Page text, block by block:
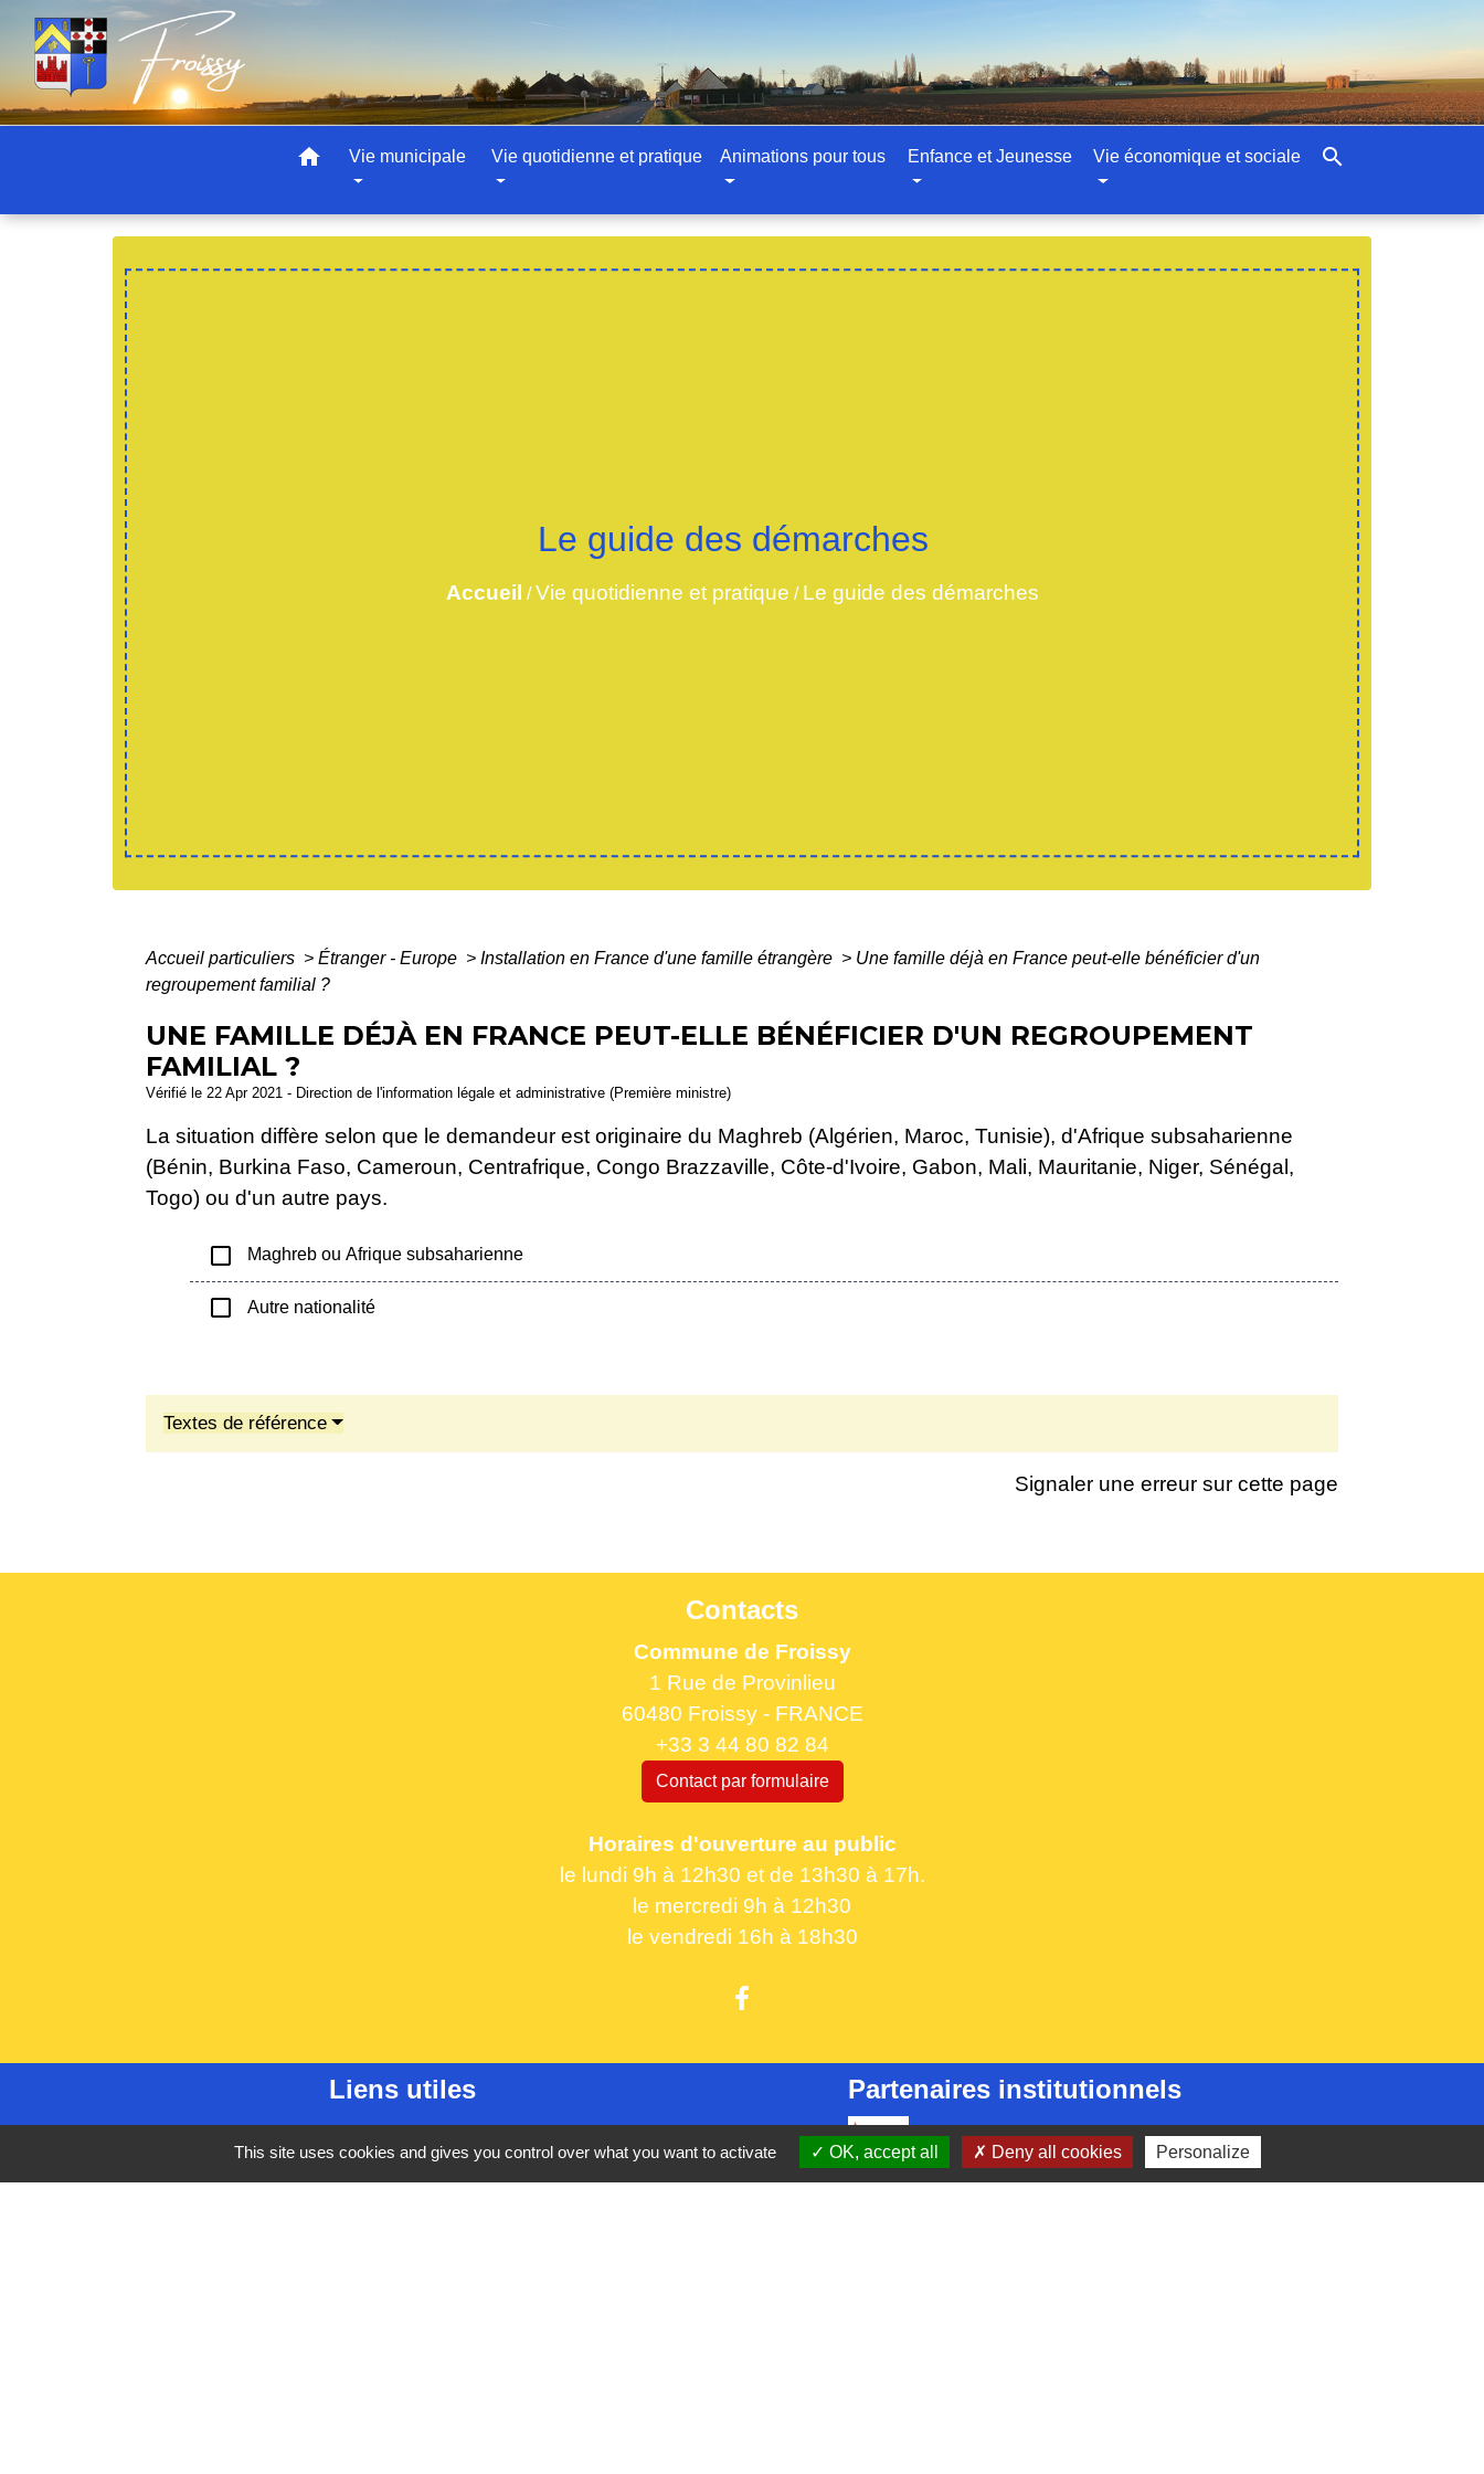
home Vie municipale Vie quotidienne et pratique Animations pour tous Enfance et Jeunesse Vie économique et sociale search
Le guide des démarches
Accueil /Vie quotidienne et pratique / Le guide des démarches
Accueil particuliers > Étranger - Europe > Installation en France d'une famille étrangère > Une famille déjà en France peut-elle bénéficier d'un
regroupement familial ?
UNE FAMILLE DÉJÀ EN FRANCE PEUT-ELLE BÉNÉFICIER D'UN REGROUPEMENT
FAMILIAL ?
Vérifié le 22 Apr 2021 - Direction de l'information légale et administrative (Première ministre)
La situation diffère selon que le demandeur est originaire du Maghreb (Algérien, Maroc, Tunisie), d'Afrique subsaharienne
(Bénin, Burkina Faso, Cameroun, Centrafrique, Congo Brazzaville, Côte-d'Ivoire, Gabon, Mali, Mauritanie, Niger, Sénégal,
Togo) ou d'un autre pays.
check_box_outline_blank Maghreb ou Afrique subsaharienne
check_box_outline_blank Autre nationalité
Textes de référence
Signaler une erreur sur cette page
Contacts
Commune de Froissy
1 Rue de Provinlieu
60480 Froissy - FRANCE
+33 3 44 80 82 84
Contact par formulaire
Horaires d'ouverture au public
le lundi 9h à 12h30 et de 13h30 à 17h.
le mercredi 9h à 12h30
le vendredi 16h à 18h30
Liens utiles
France Titres - ANTS
Partenaires institutionnels
CC Oise Picarde
Département de l'Oise
This site uses cookies and gives you control over what you want to activate OK, accept all Deny all cookies Personalize